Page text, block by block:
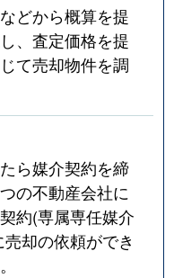
どから概算を提
、査定価格を提
て売却物件を調
ら媒介契約を締
の不動産会社に
約(専属専任媒介
却の依頼ができ